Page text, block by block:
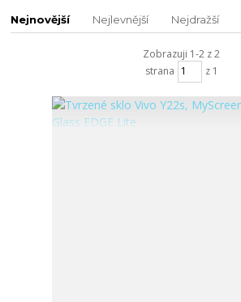
Nejnovější Nejlevnější Nejdražší
Zobrazuji 1-2 z 2
strana
z 1